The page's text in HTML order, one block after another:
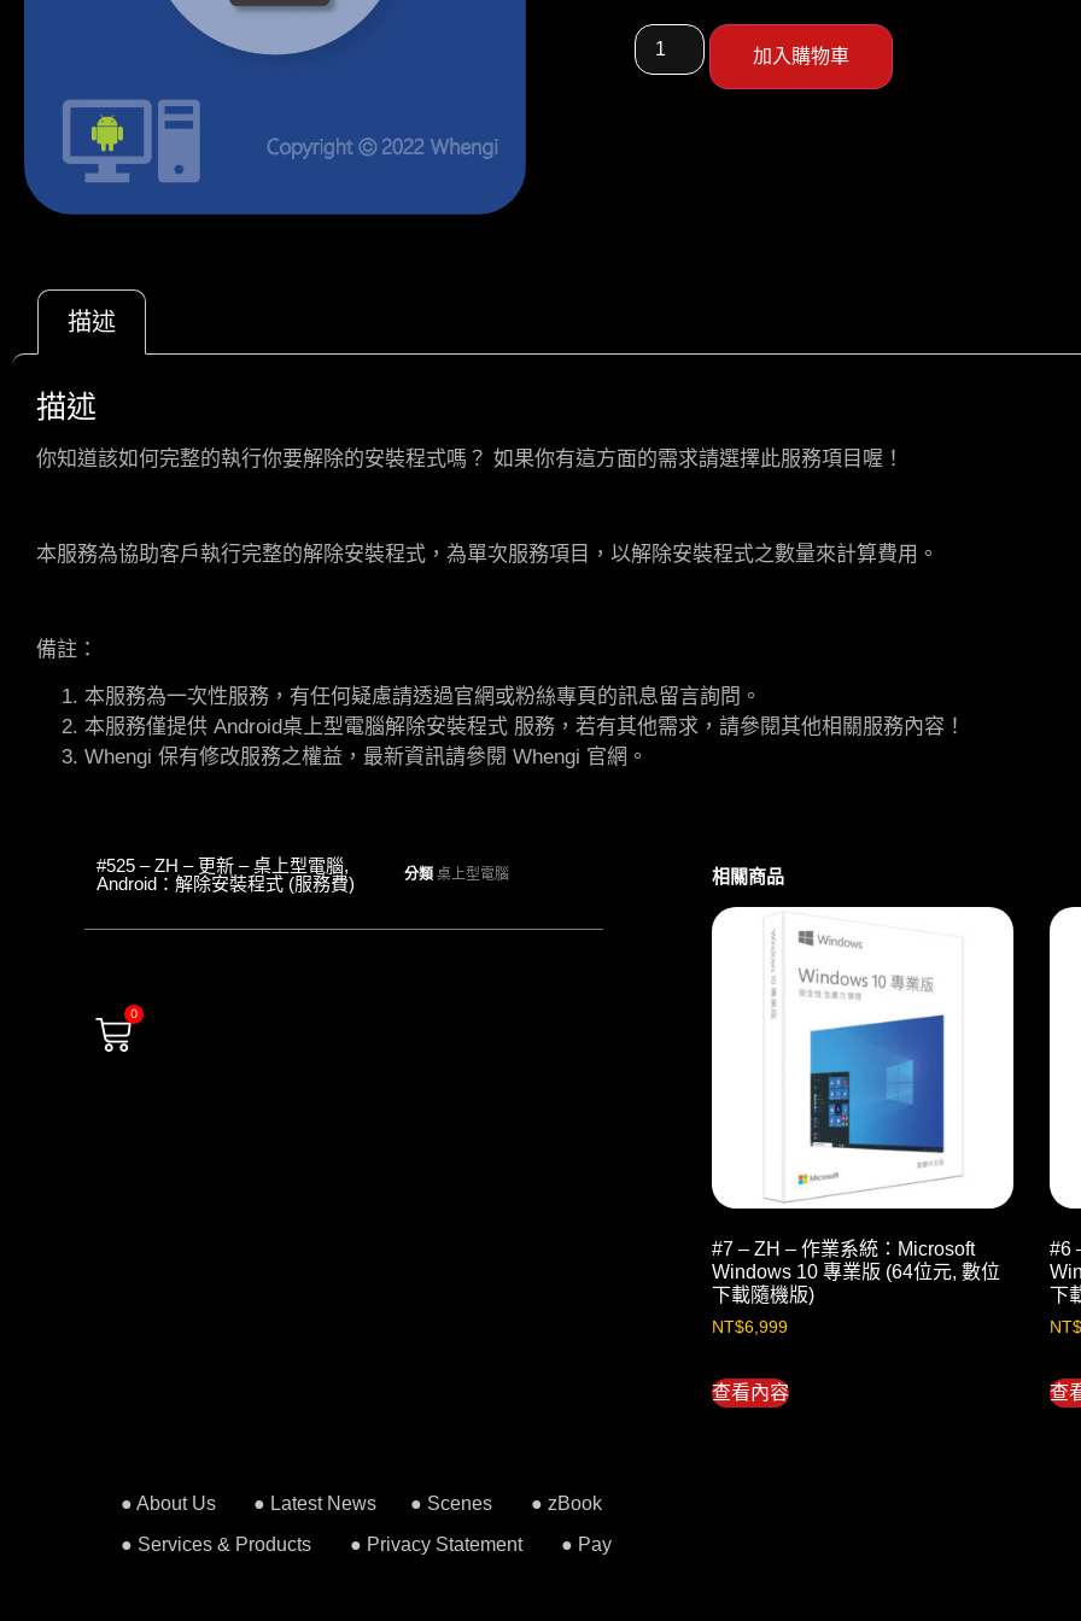
加入購物車
描述
描述
你知道該如何完整的執行你要解除的安裝程式嗎？ 如果你有這方面的需求請選擇此服務項目喔！
本服務為協助客戶執行完整的解除安裝程式，為單次服務項目，以解除安裝程式之數量來計算費用。
備註：
本服務為一次性服務，有任何疑慮請透過官網或粉絲專頁的訊息留言詢問。
本服務僅提供 Android桌上型電腦解除安裝程式 服務，若有其他需求，請參閱其他相關服務內容！
Whengi 保有修改服務之權益，最新資訊請參閱 Whengi 官網。
#525 – ZH – 更新 – 桌上型電腦,
Android：解除安裝程式 (服務費)
分類 桌上型電腦
0
相關商品
#7 – ZH – 作業系統：Microsoft
Windows 10 專業版 (64位元, 數位
下載隨機版)
NT$6,999
查看內容
#6
下
NT$
查
● About Us ● Latest News ● Scenes
● zBook
● Services & Products
● Privacy Statement ● Pay